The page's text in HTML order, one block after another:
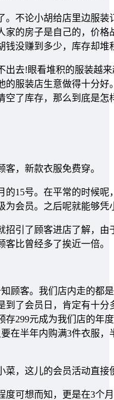
。不论小胡给店里边服
家的房子是自己的，价
钱没赚到多少，库存却堆
出去!眼看堆积的服装越
的服装店生意做得十分
空了库存，那么到底是怎
，新款衣服免费穿。
的15号。在平常的时候
为会员。之后呢就能够
招引了顾客进店了解，
比曾经多了挨近一倍。
顾客。我们店内走的都
到了会员日，肯定有十
299元成为我们店的年
在半年内购满3件衣服
菜，这儿的会员活动直
度可想而知，更是在3个